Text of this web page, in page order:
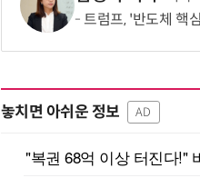
트럼프, '반도체 핵
놓치면 아쉬운 정보 AD